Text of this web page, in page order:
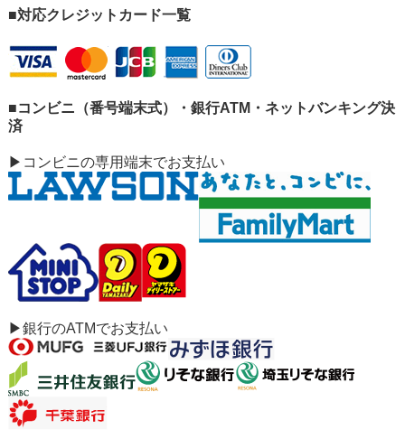
■対応クレジットカード一覧
■コンビニ（番号端末式）・銀行ATM・ネットバンキング決
済
▶コンビニの専用端末でお支払い
▶銀行のATMでお支払い